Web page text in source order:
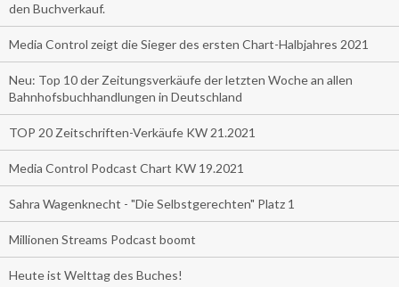
den Buchverkauf.
Media Control zeigt die Sieger des ersten Chart-Halbjahres 2021
Neu: Top 10 der Zeitungsverkäufe der letzten Woche an allen
Bahnhofsbuchhandlungen in Deutschland
TOP 20 Zeitschriften-Verkäufe KW 21.2021
Media Control Podcast Chart KW 19.2021
Sahra Wagenknecht - "Die Selbstgerechten" Platz 1
Millionen Streams Podcast boomt
Heute ist Welttag des Buches!